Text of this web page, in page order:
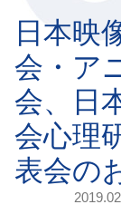
日本映
会・ア
会、日
会心理
表会の